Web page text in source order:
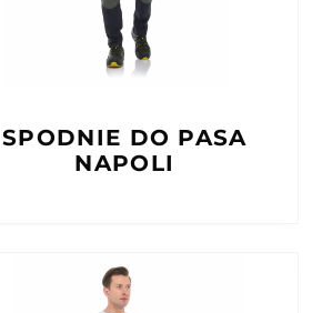
SPODNIE DO PASA
NAPOLI